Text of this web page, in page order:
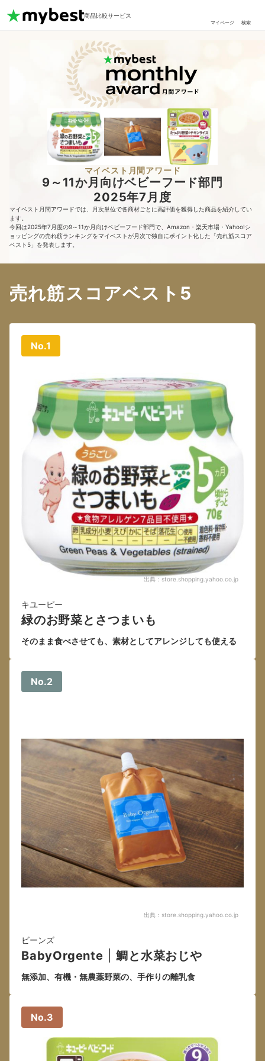
商品比較サービス
マイページ 検索
マイベスト月間アワード
9～11か月向けベビーフード部門
2025年7月度
マイベスト月間アワードでは、月次単位で各商材ごとに高評価を獲得した商品を紹介してい
ます。
今回は2025年7月度の9～11か月向けベビーフード部門で、Amazon・楽天市場・Yahoo!シ
ョッピングの売れ筋ランキングをマイベストが月次で独自にポイント化した「売れ筋スコア
ベスト5」を発表します。
売れ筋スコアベスト5
No.1
出典： store.shopping.yahoo.co.jp
キユーピー
緑のお野菜とさつまいも
そのまま食べさせても、素材としてアレンジしても使える
No.2
出典： store.shopping.yahoo.co.jp
ビーンズ
BabyOrgente 鯛と水菜おじや
無添加、有機・無農薬野菜の、手作りの離乳食
No.3